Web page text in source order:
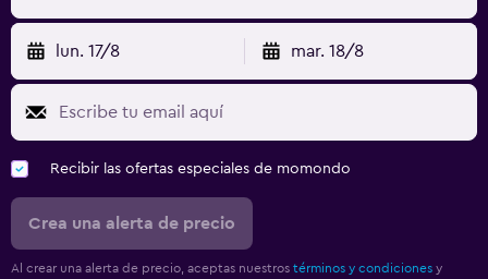
lun. 17/8 mar. 18/8
Recibir las ofertas especiales de momondo
Crea una alerta de precio
Al crear una alerta de precio, aceptas nuestros términos y condiciones y